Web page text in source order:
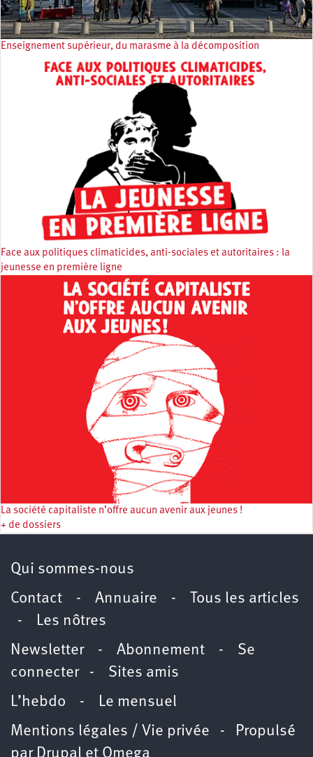
Enseignement supérieur, du marasme à la décomposition
Face aux politiques climaticides, anti-sociales et autoritaires : la
jeunesse en première ligne
La société capitaliste n’offre aucun avenir aux jeunes !
+ de dossiers
Qui sommes-nous
Contact - Annuaire -
Tous les articles
- Les nôtres
Newsletter- Abonnement - Se
connecter- Sites amis
L’hebdo - Le mensuel
Mentions légales / Vie privée - Propulsé